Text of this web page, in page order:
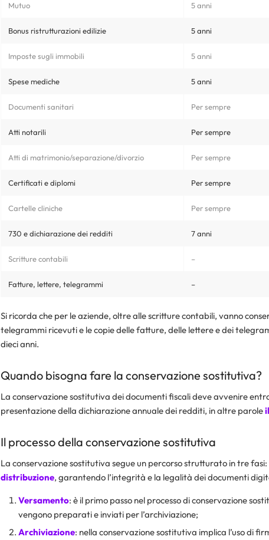
Mutuo 5 anni
Bonus ristrutturazioni edilizie 5 anni
Imposte sugli immobili 5 anni
Spese mediche 5 anni
Documenti sanitari Per sempre
Atti notarili Per sempre
Atti di matrimonio/separazione/divorzio Per sempre
Certificati e diplomi Per sempre
Cartelle cliniche Per sempre
730 e dichiarazione dei redditi 7 anni
Scritture contabili –
Fatture, lettere, telegrammi –
Si ricorda che per le aziende, oltre alle scritture contabili, vanno
telegrammi ricevuti e le copie delle fatture, delle lettere e dei
dieci anni.
Quando bisogna fare la conservazione sostitutiva?
La conservazione sostitutiva dei documenti fiscali deve avvenire
presentazione della dichiarazione annuale dei redditi, in altre parole
Il processo della conservazione sostitutiva
La conservazione sostitutiva segue un percorso strutturato in tre fasi:
distribuzione, garantendo l’integrità e la legalità dei documenti
Versamento: è il primo passo nel processo di conservazione
vengono preparati e inviati per l’archiviazione;
Archiviazione: nella conservazione sostitutiva implica l’uso di